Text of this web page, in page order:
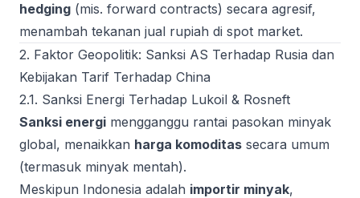
hedging (mis. forward contracts) secara agresif,
menambah tekanan jual rupiah di spot market.
2. Faktor Geopolitik: Sanksi AS Terhadap Rusia dan
Kebijakan Tarif Terhadap China
2.1. Sanksi Energi Terhadap Lukoil & Rosneft
Sanksi energi mengganggu rantai pasokan minyak
global, menaikkan harga komoditas secara umum
(termasuk minyak mentah).
Meskipun Indonesia adalah importir minyak,